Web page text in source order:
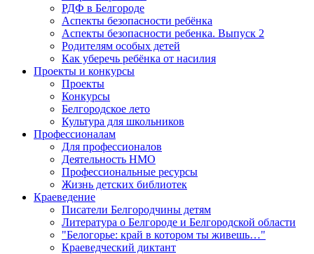
РДФ в Белгороде
Аспекты безопасности ребёнка
Аспекты безопасности ребенка. Выпуск 2
Родителям особых детей
Как уберечь ребёнка от насилия
Проекты и конкурсы
Проекты
Конкурсы
Белгородское лето
Культура для школьников
Профессионалам
Для профессионалов
Деятельность НМО
Профессиональные ресурсы
Жизнь детских библиотек
Краеведение
Писатели Белгородчины детям
Литература о Белгороде и Белгородской области
"Белогорье: край в котором ты живешь…"
Краеведческий диктант